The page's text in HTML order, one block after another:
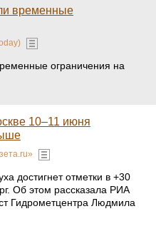
временные
ограничения на
10–11 июня
достигнет отметки в +30
Об этом рассказала РИА
Гидрометцентра Людмила